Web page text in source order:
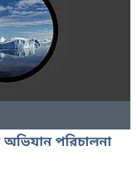
অভিযান পরিচালনা